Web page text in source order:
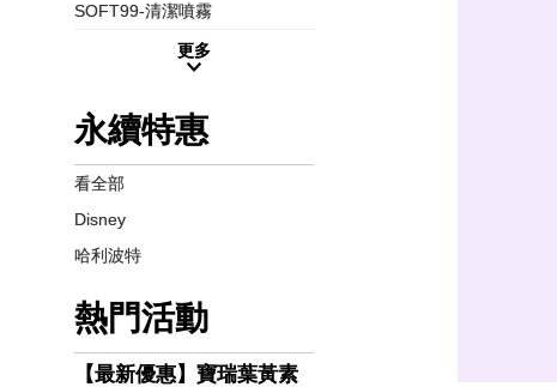
SOFT99-清潔噴霧
更多
永續特惠
看全部
Disney
哈利波特
熱門活動
【最新優惠】寶瑞葉黃素